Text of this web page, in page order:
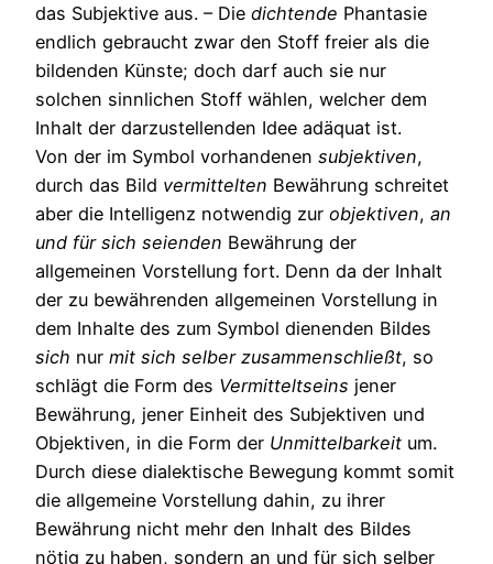
das Subjektive aus. – Die dichtende Phantasie
endlich gebraucht zwar den Stoff freier als die
bildenden Künste; doch darf auch sie nur
solchen sinnlichen Stoff wählen, welcher dem
Inhalt der darzustellenden Idee adäquat ist.
Von der im Symbol vorhandenen subjektiven,
durch das Bild vermittelten Bewährung schreitet
aber die Intelligenz notwendig zur objektiven, an
und für sich seienden Bewährung der
allgemeinen Vorstellung fort. Denn da der Inhalt
der zu bewährenden allgemeinen Vorstellung in
dem Inhalte des zum Symbol dienenden Bildes
sich nur mit sich selber zusammenschließt, so
schlägt die Form des Vermitteltseins jener
Bewährung, jener Einheit des Subjektiven und
Objektiven, in die Form der Unmittelbarkeit um.
Durch diese dialektische Bewegung kommt somit
die allgemeine Vorstellung dahin, zu ihrer
Bewährung nicht mehr den Inhalt des Bildes
nötig zu haben, sondern an und für sich selber